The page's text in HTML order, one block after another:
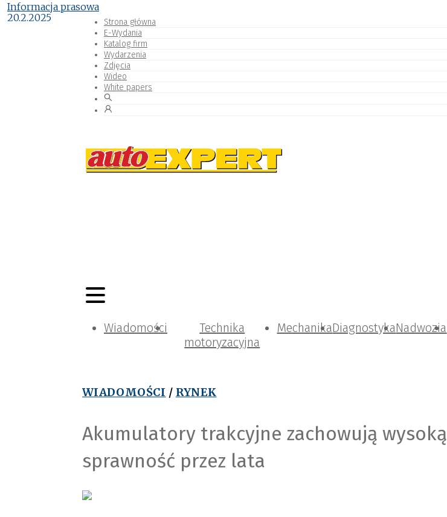
Strona główna
E-Wydania
Katalog firm
Wydarzenia
Zdjęcia
Wideo
White papers
Wiadomości
Technika
motoryzacyjna
MechanikaDiagnostykaNadwozia
WIADOMOŚCI / RYNEK
Akumulatory trakcyjne zachowują wysoką
sprawność przez lata
Informacja prasowa
20.2.2025